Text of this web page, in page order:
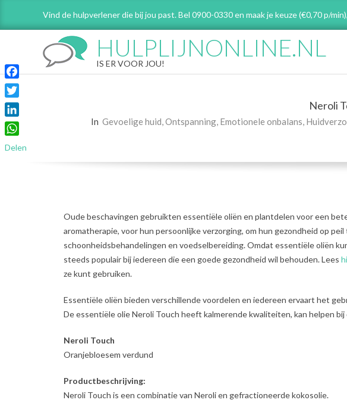
Vind de hulpverlener die bij jou past. Bel 0900-0330 en maak je keuze (€0,70 p/
HULPLIJNONLINE.NL
IS ER VOOR JOU!
Neroli
In Gevoelige huid,Ontspanning, Emotionele onbalans,
Oude beschavingen gebruikten essentiële oliën en plantdelen voor een
aromatherapie, voor hun persoonlijke verzorging, om hun gezondheid op
schoonheidsbehandelingen en voedselbereiding. Omdat essentiële oliën
steeds populair bij iedereen die een goede gezondheid wil behouden. Lees
ze kunt gebruiken.
Essentiële oliën bieden verschillende voordelen en iedereen ervaart het
De essentiële olie Neroli Touch heeft kalmerende kwaliteiten, kan helpen
Neroli Touch
Oranjebloesem verdund
Productbeschrijving:
Neroli Touch is een combinatie van Neroli en gefractioneerde kokosolie.
Facebook
Twitter
LinkedIn
WhatsApp
Delen